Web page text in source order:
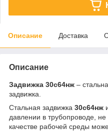
Описание Доставка
Описание
Задвижка 30с64нж –
задвижка.
Стальная задвижка 30с64нж
давлении в трубопроводе,
качестве рабочей среды